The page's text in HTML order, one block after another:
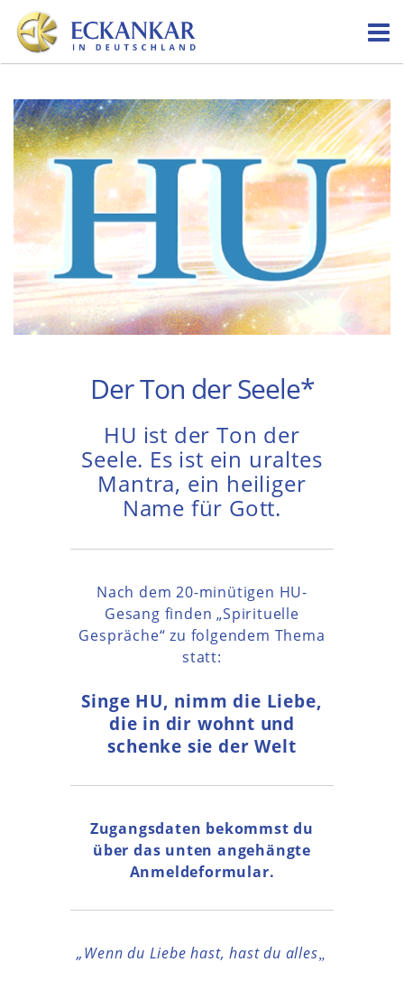
Skip
content
Der Ton der Seele*
HU ist der Ton der
Seele. Es ist ein uraltes
Mantra, ein heiliger
Name für Gott.
Nach dem 20-minütigen HU-
Gesang finden „Spirituelle
Gespräche“ zu folgendem Thema
statt:
Singe HU, nimm die Liebe,
die in dir wohnt und
schenke sie der Welt
Zugangsdaten bekommst du
über das unten angehängte
Anmeldeformular.
„Wenn du Liebe hast, hast du alles